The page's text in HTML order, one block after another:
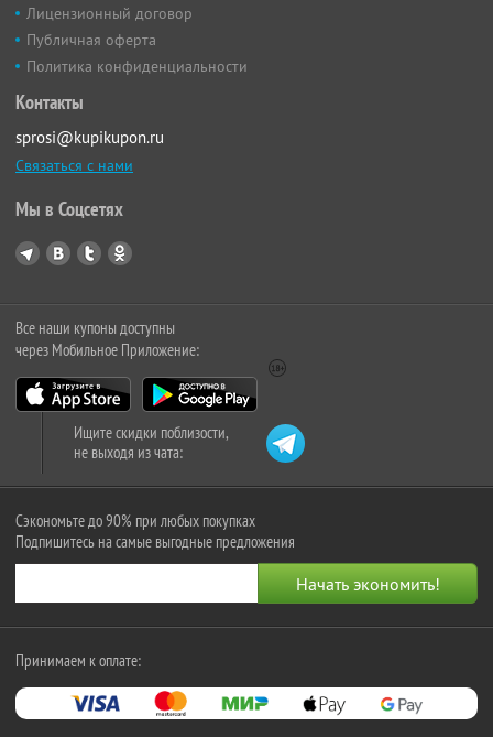
Лицензионный договор
Публичная оферта
Политика конфиденциальности
Контакты
sprosi@kupikupon.ru
Связаться с нами
Мы в Соцсетях
Все наши купоны доступны
через Мобильное Приложение:
Ищите скидки поблизости,
не выходя из чата:
Сэкономьте до 90% при любых покупках
Подпишитесь на самые выгодные предложения
Принимаем к оплате: